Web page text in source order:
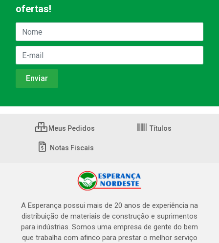
ofertas!
Meus Pedidos Títulos
Notas Fiscais
A Esperança possui mais de 20 anos de experiência na
distribuição de materiais de construção e suprimentos
para indústrias. Somos uma empresa de gente do bem
que trabalha com afinco para prestar o melhor serviço